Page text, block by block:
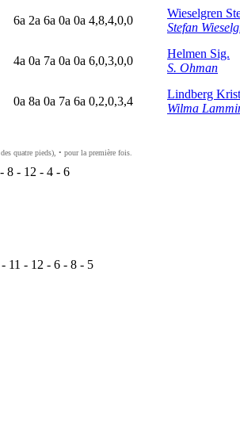
6a 2a 6a 0a 0a 4,8,4,0,0
Wieselgren
Stefan
4a 0a 7a 0a 0a 6,0,3,0,0
Helmen Sig.
S. Ohman
0a 8a 0a 7a 6a 0,2,0,3,4
Lindberg
Wilma
quatre pieds), • pour la première fois.
- 8 - 12 - 4 - 6
- 11 - 12 - 6 - 8 - 5